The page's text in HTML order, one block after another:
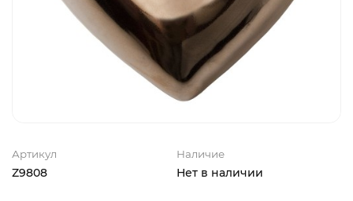
Артикул
Z9808
Наличие
Нет в наличии